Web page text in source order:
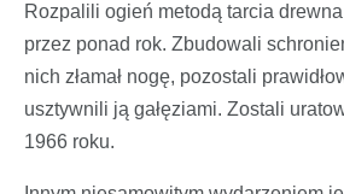
Rozpalili ogień metodą tarcia
przez ponad rok. Zbudowali
nich złamał nogę, pozostali
usztywnili ją gałęziami. Zostali
1966 roku.